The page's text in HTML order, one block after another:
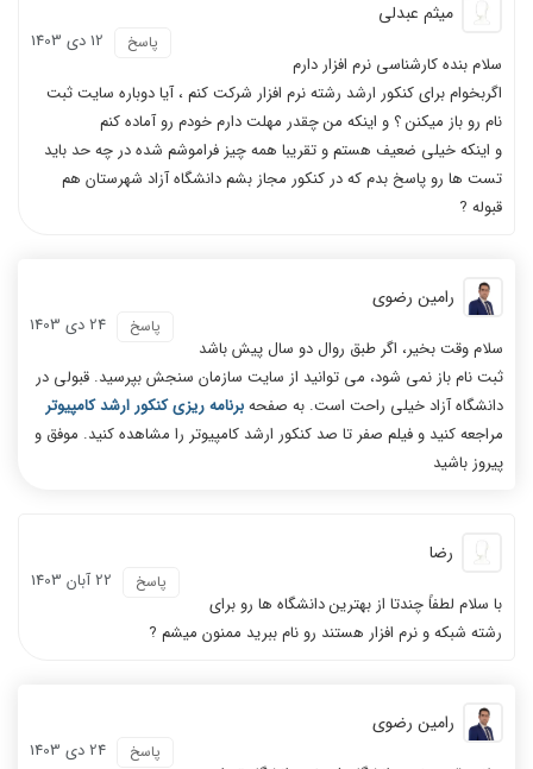
میثم عبدلی
12 دی 1403 پاسخ
سلام بنده کارشناسی نرم افزار دارم
اگر‌بخوام برای کنکور ارشد رشته نرم افزار شرکت کنم ، آیا دوباره سایت ثبت
نام رو باز میکنن ؟ و اینکه من چقدر مهلت دارم خودم رو آماده کنم
و اینکه خیلی ضعیف هستم و تقریبا همه چیز فراموشم شده در چه حد باید
تست ها رو پاسخ بدم که در کنکور مجاز بشم دانشگاه آزاد شهرستان هم
قبوله ?
رامین رضوی
24 دی 1403 پاسخ
سلام وقت بخیر، اگر طبق روال دو سال پیش باشد
ثبت نام باز نمی شود، می توانید از سایت سازمان سنجش بپرسید. قبولی در
دانشگاه آزاد خیلی راحت است. به صفحهبرنامه ریزی کنکور ارشد کامپیوتر
مراجعه کنید و فیلم صفر تا صد کنکور ارشد کامپیوتر را مشاهده کنید. موفق و
پیروز باشید
رضا
22 آبان 1403 پاسخ
با سلام لطفاً چندتا از بهترین دانشگاه ها رو برای
رشته شبکه و نرم افزار هستند رو نام ببرید ممنون میشم ?
رامین رضوی
24 دی 1403 پاسخ